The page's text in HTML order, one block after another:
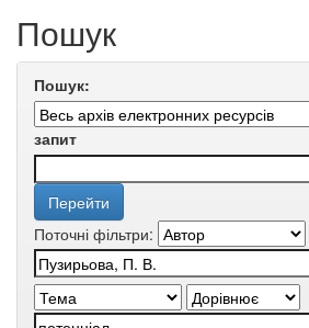
Пошук
Пошук:
запит
Поточні фільтри: